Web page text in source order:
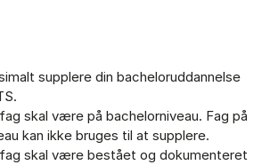
supplere din bacheloruddannelse
skal være på bachelorniveau. Fag på
kan ikke bruges til at supplere.
skal være bestået og dokumenteret